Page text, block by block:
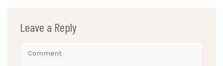
Leave a Reply